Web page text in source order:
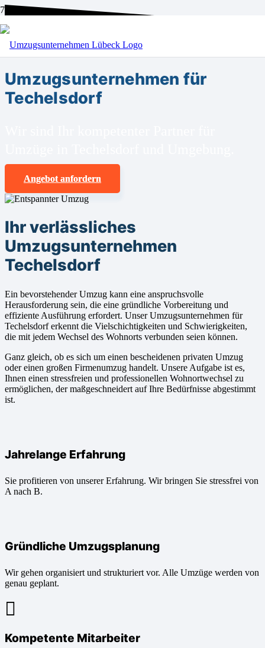
BEI UNS SIND SIE RICHTIG!
Umzugsunternehmen für
Techelsdorf
Angebot anfordern
Ihr verlässliches
Umzugsunternehmen
Techelsdorf
Ein bevorstehender Umzug kann eine anspruchsvolle
Herausforderung sein, die eine gründliche Vorbereitung und
effiziente Ausführung erfordert. Unser Umzugsunternehmen für
Techelsdorf erkennt die Vielschichtigkeiten und Schwierigkeiten,
die mit jedem Wechsel des Wohnorts verbunden seien können.
Ganz gleich, ob es sich um einen bescheidenen privaten Umzug
oder einen großen Firmenumzug handelt. Unsere Aufgabe ist es,
Ihnen einen stressfreien und professionellen Wohnortwechsel zu
ermöglichen, der maßgeschneidert auf Ihre Bedürfnisse abgestimmt
ist.
Jahrelange Erfahrung
Sie profitieren von unserer Erfahrung. Wir bringen Sie stressfrei von
A nach B.
Gründliche Umzugsplanung
Wir gehen organisiert und strukturiert vor. Alle Umzüge werden von
genau geplant.
Kompetente Mitarbeiter